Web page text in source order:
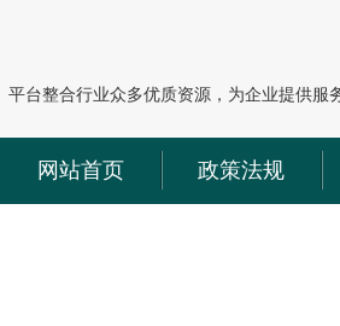
平台整合行业众多优质资源，为企业提供服
网站首页 政策法规